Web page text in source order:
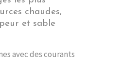
chaudes,
et sable
avec des courants